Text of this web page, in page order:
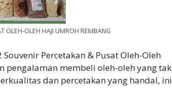
OLEH-OLEH HAJI UMROH REMBANG
Percetakan & Pusat Oleh-Oleh
pengalaman membeli oleh-oleh yang tak
dan percetakan yang handal, ini